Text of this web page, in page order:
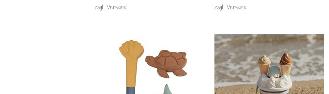
zzgl. Versand zzgl. Versand